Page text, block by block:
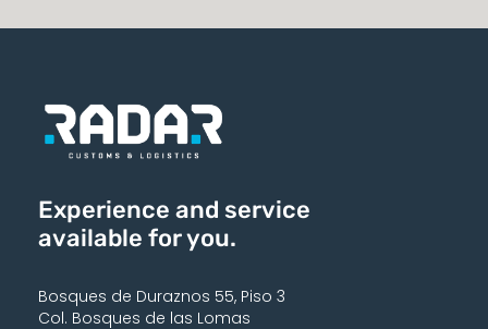
Experience and service
available for you.
Bosques de Duraznos 55, Piso 3
Col. Bosques de las Lomas